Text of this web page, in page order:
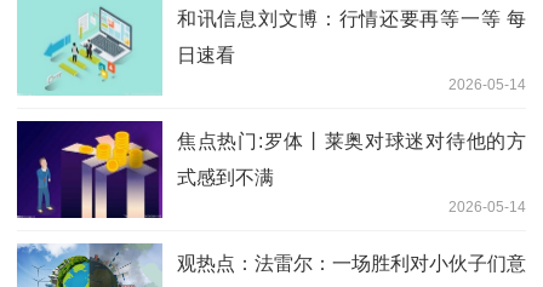
和讯信息刘文博：行情还要再等一等 每
日速看
2026-05-14
焦点热门:罗体丨莱奥对球迷对待他的方
式感到不满
2026-05-14
观热点：法雷尔：一场胜利对小伙子们意